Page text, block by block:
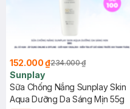
152.000 ₫234.000 ₫
Sunplay
Sữa Chống Nắng Sunplay Skin
Aqua Dưỡng Da Sáng Mịn 55g